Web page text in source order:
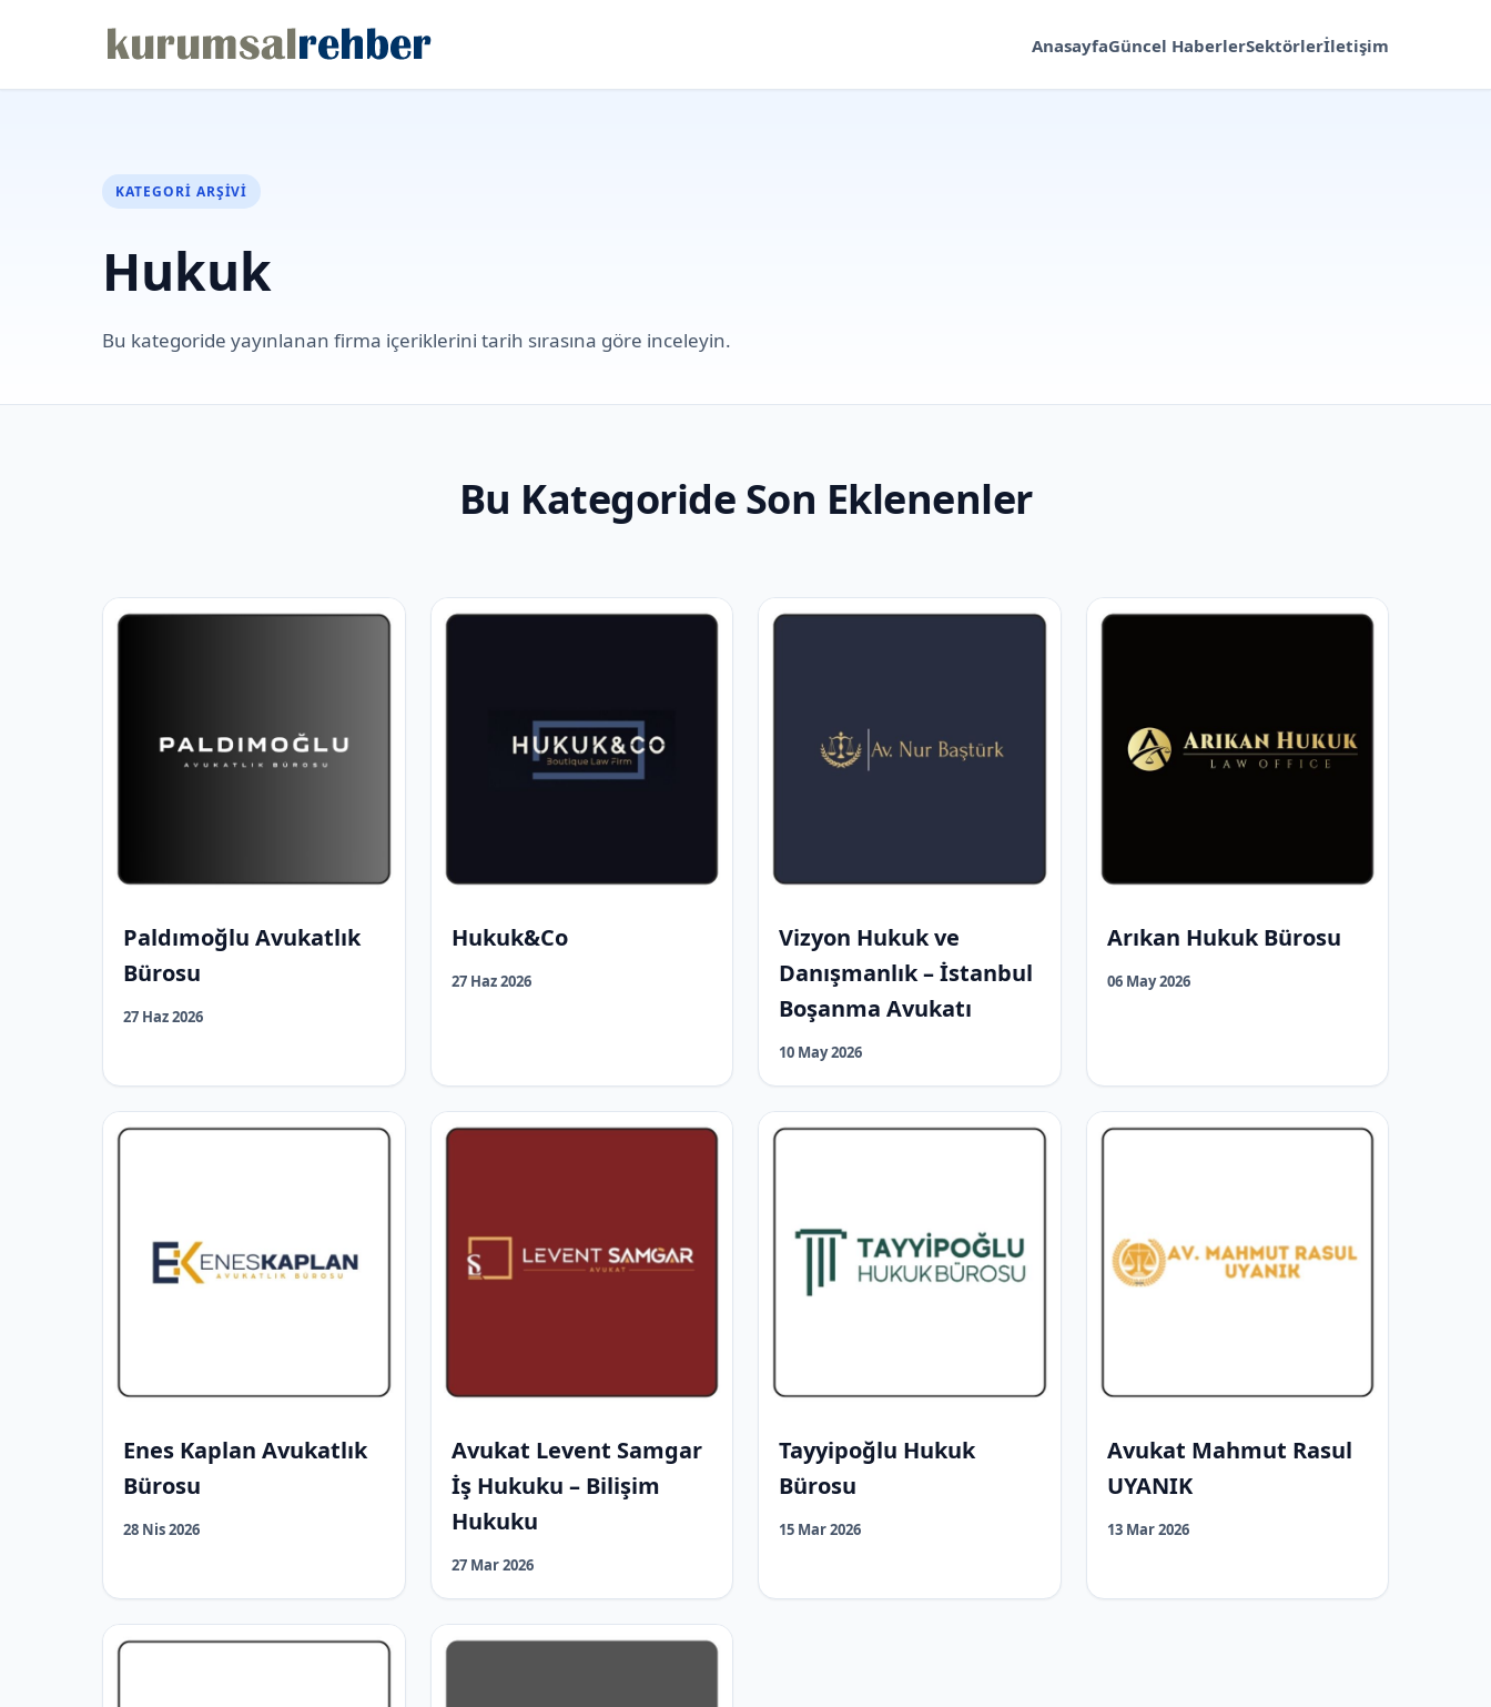
AnasayfaGüncel HaberlerSektörlerİletişim
KATEGORI ARŞIVI
Hukuk
Bu kategoride yayınlanan firma içeriklerini tarih sırasına göre inceleyin.
Bu Kategoride Son Eklenenler
Paldımoğlu Avukatlık
Bürosu
27 Haz 2026
Hukuk&Co
27 Haz 2026
Vizyon Hukuk ve
Danışmanlık – İstanbul
Boşanma Avukatı
10 May 2026
Arıkan Hukuk Bürosu
06 May 2026
Enes Kaplan Avukatlık
Bürosu
28 Nis 2026
Avukat Levent Samgar
İş Hukuku – Bilişim
Hukuku
27 Mar 2026
Tayyipoğlu Hukuk
Bürosu
15 Mar 2026
Avukat Mahmut Rasul
UYANIK
13 Mar 2026